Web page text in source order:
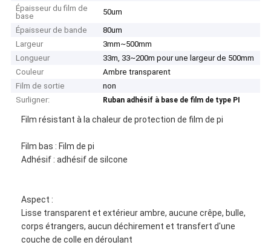
Épaisseur du film de
base
50um
Épaisseur de bande
80um
Largeur
3mm~500mm
Longueur
33m, 33~200m pour une largeur de 500mm
Couleur
Ambre transparent
Film de sortie
non
Surligner:
Ruban adhésif à base de film de type PI
Film résistant à la chaleur de protection de film de pi
Film bas : Film de pi
Adhésif : adhésif de silcone
Aspect :
Lisse transparent et extérieur ambre, aucune crêpe, bulle,
corps étrangers, aucun déchirement et transfert d'une
couche de colle en déroulant